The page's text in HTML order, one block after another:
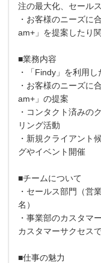
注の最大化、セール
・お客様のニーズに
am+」を提案したり
■業務内容
・「Findy」を利用
・お客様のニーズに
am+」の提案
・コンタクト済みの
リング活動
・新規クライアント
グやイベント開催
■チームについて
・セールス部門（営
名）
・事業部のカスタマ
カスタマーサクセス
■仕事の魅力